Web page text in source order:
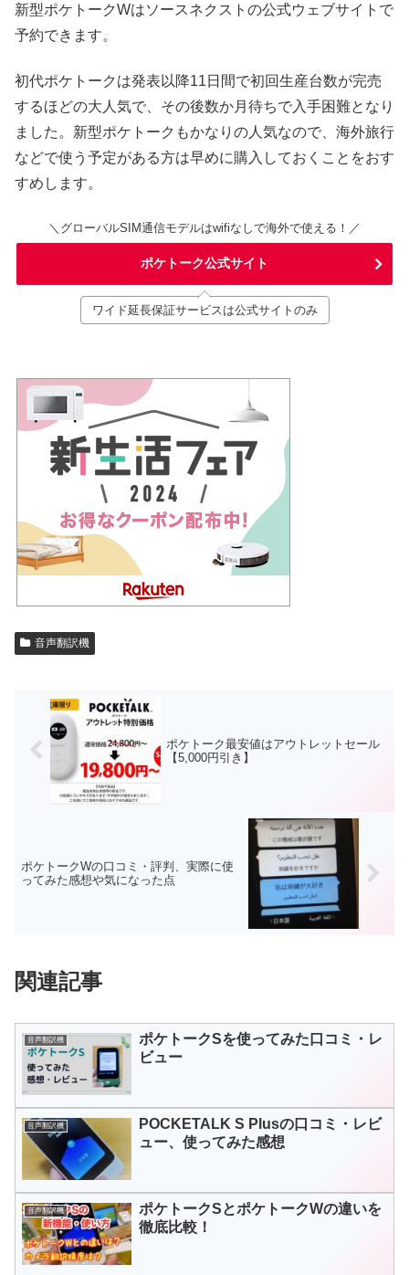
新型ポケトークWはソースネクストの公式ウェブサイトで
予約できます。
初代ポケトークは発表以降11日間で初回生産台数が完売
するほどの大人気で、その後数か月待ちで入手困難となり
ました。新型ポケトークもかなりの人気なので、海外旅行
などで使う予定がある方は早めに購入しておくことをおす
すめします。
＼グローバルSIM通信モデルはwifiなしで海外で使える！／
ポケトーク公式サイト
ワイド延長保証サービスは公式サイトのみ
音声翻訳機
ポケトーク最安値はアウトレットセール
【5,000円引き】
ポケトークWの口コミ・評判、実際に使
ってみた感想や気になった点
関連記事
音声翻訳機
ポケトークSを使ってみた口コミ・レ
ビュー
音声翻訳機
POCKETALK S Plusの口コミ・レビ
ュー、使ってみた感想
音声翻訳機
ポケトークSとポケトークWの違いを
徹底比較！